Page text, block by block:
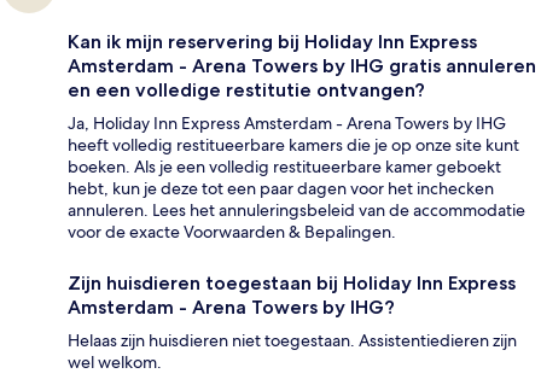
Kan ik mijn reservering bij Holiday Inn Express
Amsterdam - Arena Towers by IHG gratis annuleren
en een volledige restitutie ontvangen?
Ja, Holiday Inn Express Amsterdam - Arena Towers by IHG
heeft volledig restitueerbare kamers die je op onze site kunt
boeken. Als je een volledig restitueerbare kamer geboekt
hebt, kun je deze tot een paar dagen voor het inchecken
annuleren. Lees het annuleringsbeleid van de accommodatie
voor de exacte Voorwaarden & Bepalingen.
Zijn huisdieren toegestaan bij Holiday Inn Express
Amsterdam - Arena Towers by IHG?
Helaas zijn huisdieren niet toegestaan. Assistentiedieren zijn
wel welkom.